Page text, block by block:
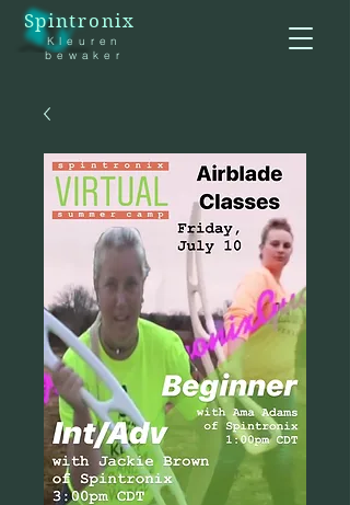
Spintronix
Kleuren
bewaker